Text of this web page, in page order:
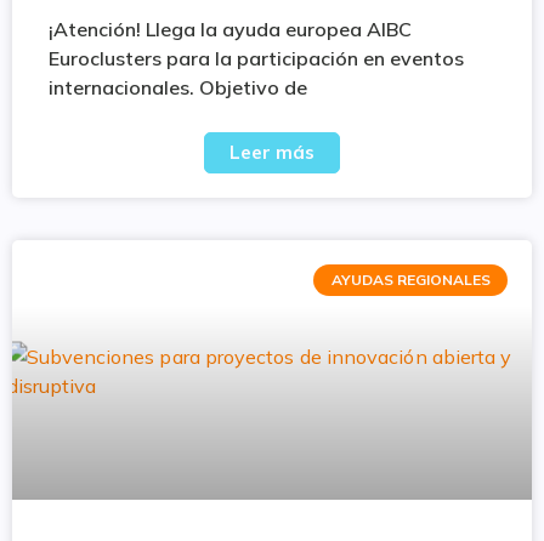
¡Atención! Llega la ayuda europea AIBC
Euroclusters para la participación en eventos
internacionales. Objetivo de
Leer más
AYUDAS REGIONALES